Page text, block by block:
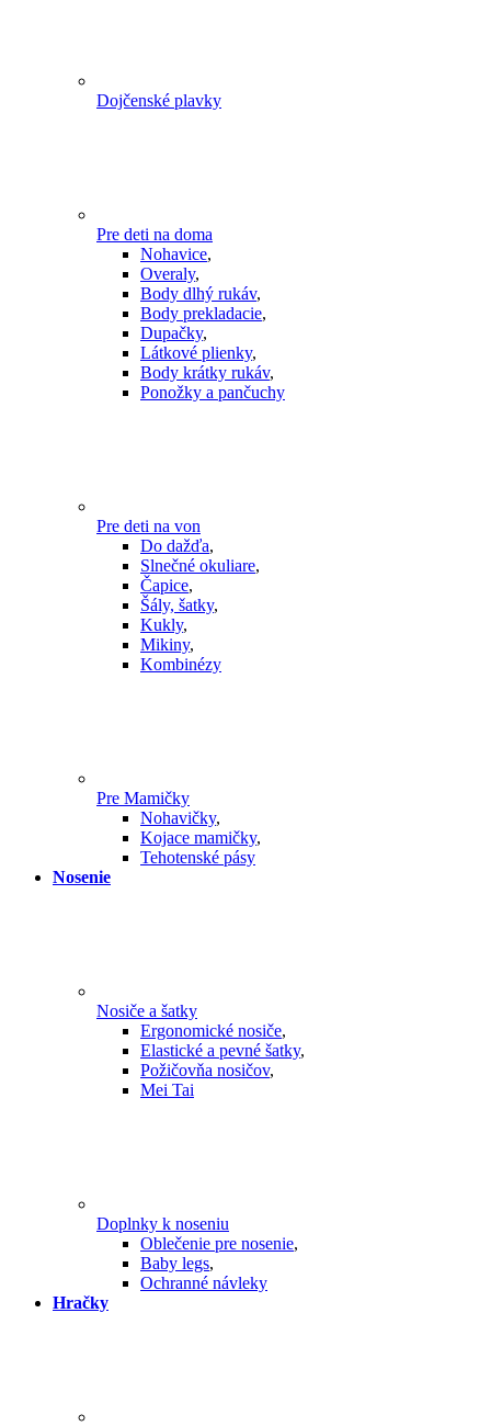
Dojčenské plavky
Pre deti na doma
Nohavice,
Overaly,
Body dlhý rukáv,
Body prekladacie,
Dupačky,
Látkové plienky,
Body krátky rukáv,
Ponožky a pančuchy
Pre deti na von
Do dažďa,
Slnečné okuliare,
Čapice,
Šály, šatky,
Kukly,
Mikiny,
Kombinézy
Pre Mamičky
Nohavičky,
Kojace mamičky,
Tehotenské pásy
Nosenie
Nosiče a šatky
Ergonomické nosiče,
Elastické a pevné šatky,
Požičovňa nosičov,
Mei Tai
Doplnky k noseniu
Oblečenie pre nosenie,
Baby legs,
Ochranné návleky
Hračky